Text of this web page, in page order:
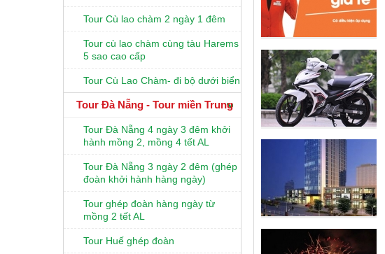
Tour Cù lao chàm 2 ngày 1 đêm
Tour cù lao chàm cùng tàu Harems
5 sao cao cấp
Tour Cù Lao Chàm- đi bộ dưới biển
Tour Đà Nẵng - Tour miền Trung
Tour Đà Nẵng 4 ngày 3 đêm khởi
hành mồng 2, mồng 4 tết AL
Tour Đà Nẵng 3 ngày 2 đêm (ghép
đoàn khởi hành hàng ngày)
Tour ghép đoàn hàng ngày từ
mồng 2 tết AL
Tour Huế ghép đoàn